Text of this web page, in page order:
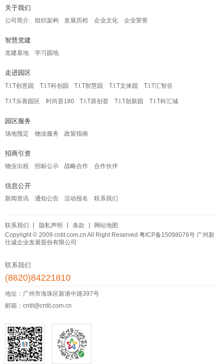
关于我们
公司简介 组织架构 发展历程 企业文化 企业荣誉
智慧党建
党建基地 学习园地
走进园区
T.I.T创意园 T.I.T科创园 T.I.T智慧园 T.I.T文体园 T.I.T汇智谷
T.I.T乐善园区 时尚荟180 T.I.T原创荟 T.I.T创新园 T.I.T科汇城
园区服务
场地预定 物业服务 政策指南
招商引资
物业出租 招标公示 战略合作 合作伙伴
信息公开
新闻资讯 通知公告 活动报名 联系我们
联系我们 隐私声明 条款
网站地图
Copyright © 2009 cntit.com.cn All Right Reserved 粤ICP备15098076号 广州新
仕诚企业发展股份有限公司
联系我们
(8620)84221810
地址：广州市海珠区新港中路397号
邮箱：cntit@cntit.com.cn